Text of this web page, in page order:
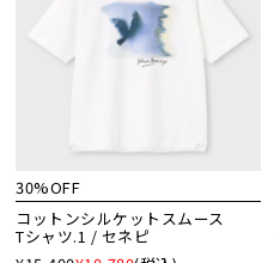
30%OFF
コットンシルケットスムース
Tシャツ.1 / セネピ